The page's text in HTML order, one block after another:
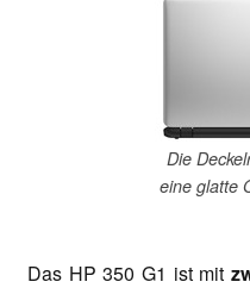
Die
eine glatte
Das HP 350 G1 ist mit